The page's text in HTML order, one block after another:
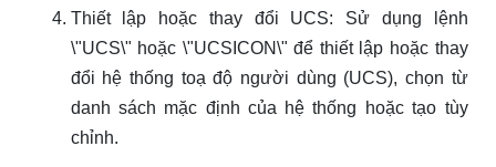
Thiết lập hoặc thay đổi UCS: Sử dụng lệnh
\"UCS\" hoặc \"UCSICON\" để thiết lập hoặc thay
đổi hệ thống toạ độ người dùng (UCS), chọn từ
danh sách mặc định của hệ thống hoặc tạo tùy
chỉnh.